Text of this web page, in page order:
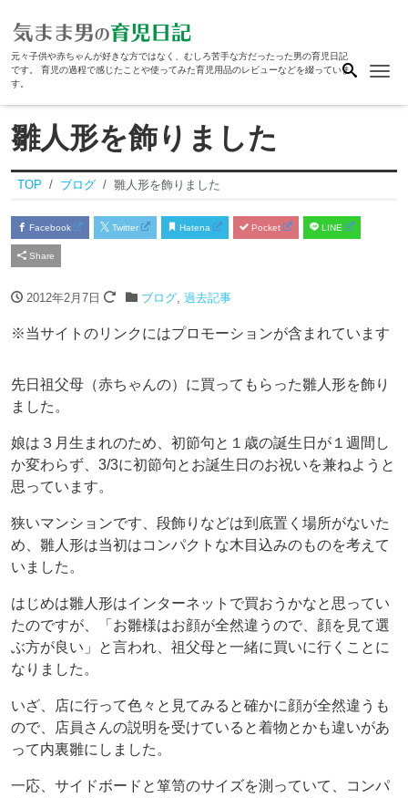
元々子供や赤ちゃんが好きな方ではなく、むしろ苦手な方だったった男の育児日記
です。 育児の過程で感じたことや使ってみた育児用品のレビューなどを綴っていま
す。
雛人形を飾りました
TOP ブログ 雛人形を飾りました
Facebook Twitter Hatena Pocket LINE
Share
2012年2月7日 ブログ, 過去記事
※当サイトのリンクにはプロモーションが含まれています
先日祖父母（赤ちゃんの）に買ってもらった雛人形を飾り
ました。
娘は３月生まれのため、初節句と１歳の誕生日が１週間し
か変わらず、3/3に初節句とお誕生日のお祝いを兼ねようと
思っています。
狭いマンションです、段飾りなどは到底置く場所がないた
め、雛人形は当初はコンパクトな木目込みのものを考えて
いました。
はじめは雛人形はインターネットで買おうかなと思ってい
たのですが、「お雛様はお顔が全然違うので、顔を見て選
ぶ方が良い」と言われ、祖父母と一緒に買いに行くことに
なりました。
いざ、店に行って色々と見てみると確かに顔が全然違うも
ので、店員さんの説明を受けていると着物とかも違いがあ
って内裏雛にしました。
一応、サイドボードと箪笥のサイズを測っていて、コンパ